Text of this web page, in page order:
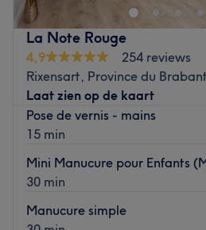
Het team: Sam, enkele jaren
Gespecialiseerd in: Biab,
ontharing van het gelaat.
Dichtsbijzijnde openbaar vervoer:
het salon.
Extra's: Ik wil graag dat iedereen
salon. Ik werk met veel passie en
het salon met een glimlach verlaat.
La Note Rouge
4,9
254 reviews
Rixensart, Province du
Laat zien op de kaart
Pose de vernis - mains
15 min
Mini Manucure pour Enfants
30 min
Manucure simple